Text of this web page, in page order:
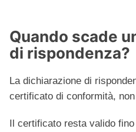
Quando scade
di rispondenza?
La dichiarazione di
certificato di conformità,
Il certificato resta valido